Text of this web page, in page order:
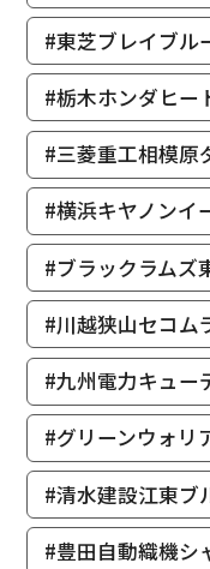
#東芝ブレイブル
#栃木ホンダヒー
#三菱重工相模原
#横浜キヤノンイ
#ブラックラムズ
#川越狭山セコム
#九州電力キュー
#グリーンウォリ
#清水建設江東ブ
#豊田自動織機シ